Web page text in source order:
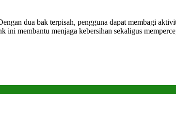
dua bak terpisah, pengguna dapat membagi
membantu menjaga kebersihan sekaligus